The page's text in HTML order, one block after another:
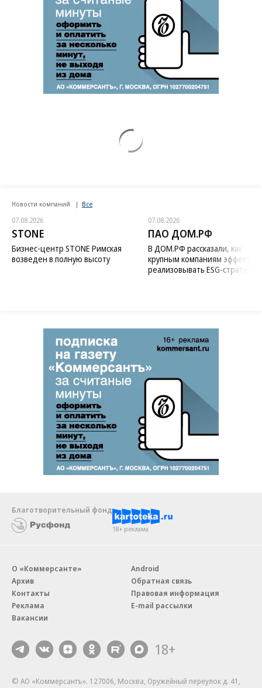
Новости компаний Все
07.08.2026
STONE
Бизнес-центр STONE Римская
возведен в полную высоту
07.08.2026
ПАО ДОМ.РФ
В ДОМ.РФ рассказали, как
крупным компаниям
реализовывать ESG-стратегию
Благотворительный фонд
18+ реклама
О «Коммерсанте»
Архив
Контакты
Реклама
Вакансии
Android
Обратная связь
Правовая информация
E-mail рассылки
18+
© АО «Коммерсантъ». 127006, Москва, Оружейный переулок д. 41,